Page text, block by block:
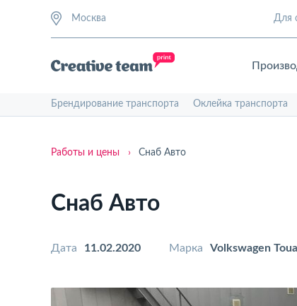
Москва Для
Брендирование транспорта Оклейка транспорта
Работы и цены › Снаб Авто
Снаб Авто
Дата 11.02.2020 Марка Volkswagen